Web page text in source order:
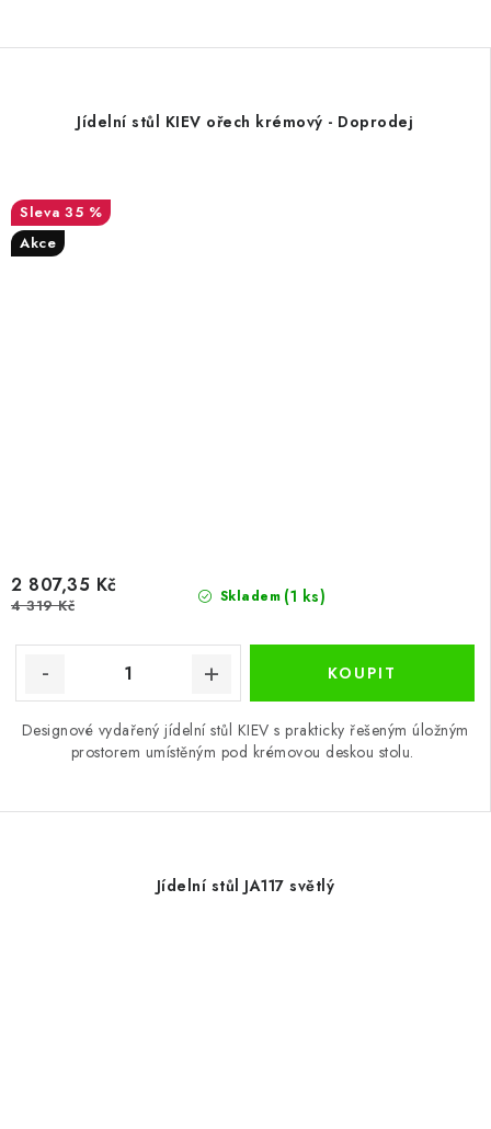
Jídelní stůl KIEV ořech krémový - Doprodej
35 %
Akce
Skladem (1 ks)
2 807,35 Kč
4 319 Kč
Designové vydařený jídelní stůl KIEV s prakticky řešeným úložným
prostorem umístěným pod krémovou deskou stolu.
Jídelní stůl JA117 světlý